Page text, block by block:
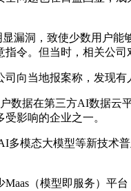
洞，致使少数用户能
令。但当时，相关公司
当地报案称，发现有
据在第三方AI数据云平
影响的企业之一。
态大模型等新技术普
（模型即服务）平台